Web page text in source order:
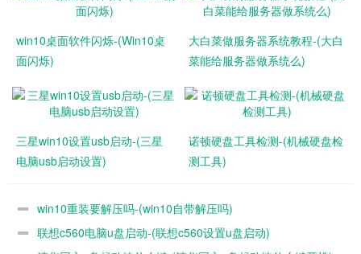
win10桌面软件闪烁-(Win10桌
面闪烁)
大白菜做服务器系统教程-(大白
菜能给服务器做系统么)
三星win10设置usb启动-(三星
电脑usb启动设置)
诺顿硬盘工具检测-(机械硬盘检
测工具)
win10重装要解压吗-(win10自带解压吗)
联想c560电脑u盘启动-(联想c560设置u盘启动)